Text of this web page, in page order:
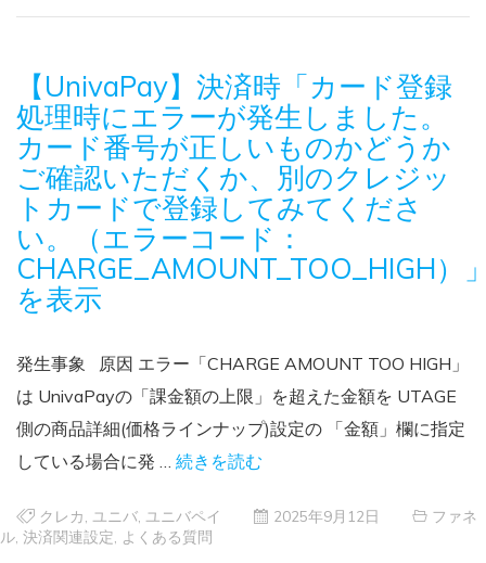
【UnivaPay】決済時「カード登録
処理時にエラーが発生しました。
カード番号が正しいものかどうか
ご確認いただくか、別のクレジッ
トカードで登録してみてくださ
い。（エラーコード：
CHARGE_AMOUNT_TOO_HIGH）
を表示
発生事象 原因 エラー「CHARGE AMOUNT TOO HIGH」
は UnivaPayの「課金額の上限」を超えた金額を UTAGE
側の商品詳細(価格ラインナップ)設定の 「金額」欄に指定
している場合に発 … 続きを読む
クレカ ユニバ ユニバペイ 2025年9月12日
ファネ
ル 決済関連設定 よくある質問